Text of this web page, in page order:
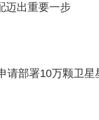
迈出重要一步
请部署10万颗卫